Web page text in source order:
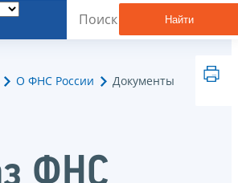
Найти
О ФНС России Документы